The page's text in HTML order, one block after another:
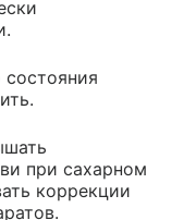
при сахарном
коррекции